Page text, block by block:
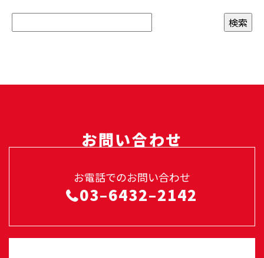
お問い合わせ
お電話でのお問い合わせ
03–6432–2142